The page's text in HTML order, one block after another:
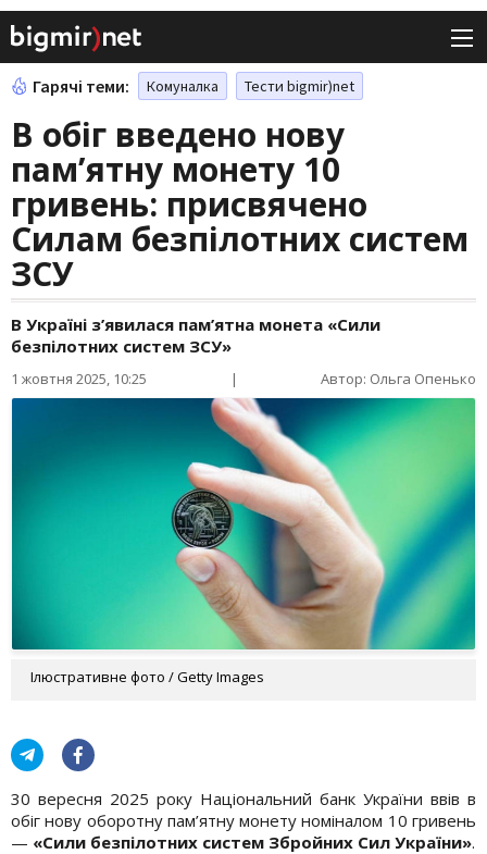
Гарячі теми: Комуналка Тести bigmir)net
В обіг введено нову
пам’ятну монету 10
гривень: присвячено
Силам безпілотних систем
ЗСУ
В Україні з’явилася пам’ятна монета «Сили
безпілотних систем ЗСУ»
1 жовтня 2025, 10:25 | Автор: Ольга Опенько
Ілюстративне фото / Getty Images
30 вересня 2025 року Національний банк України ввів в
обіг нову оборотну пам’ятну монету номіналом 10 гривень
— «Сили безпілотних систем Збройних Сил України».